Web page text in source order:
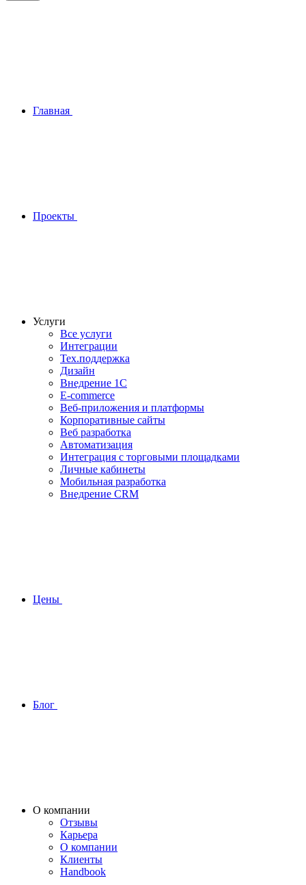
Главная
Проекты
Услуги
Все услуги
Интеграции
Тех.поддержка
Дизайн
Внедрение 1С
E-commerce
Веб-приложения и платформы
Корпоративные сайты
Веб разработка
Автоматизация
Интеграция с торговыми площадками
Личные кабинеты
Мобильная разработка
Внедрение CRM
Цены
Блог
О компании
Отзывы
Карьера
О компании
Клиенты
Handbook